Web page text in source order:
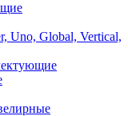
Uno, Global, Vertical,